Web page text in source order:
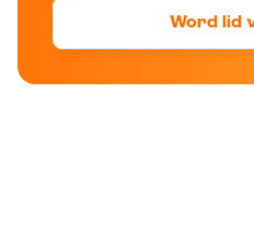
Word lid